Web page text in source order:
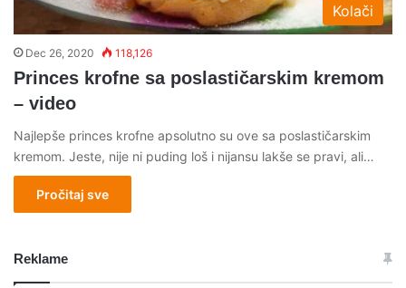
Kolači
Dec 26, 2020 118,126
Princes krofne sa poslastičarskim kremom
– video
Najlepše princes krofne apsolutno su ove sa poslastičarskim
kremom. Jeste, nije ni puding loš i nijansu lakše se pravi, ali…
Pročitaj sve
Reklame